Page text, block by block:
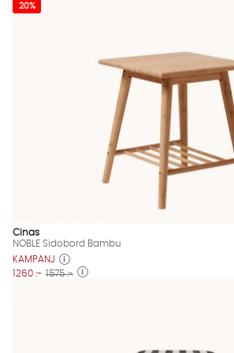
20%
Cinas
NOBLE Sidobord Bambu
KAMPANJ
1260 :- 1575 :-